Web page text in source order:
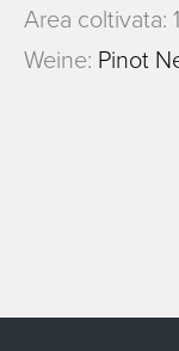
Area coltivata:
Weine: Pinot